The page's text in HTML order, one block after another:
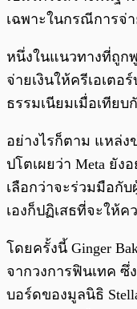
เฉพาะในกรณีการจ่
หนึ่งในแนวทางที่ถูก
จ่ายเงินให้ครีเอเตอ
ธรรมเนียมเมื่อเทียบ
อย่างไรก็ตาม แหล่ง
ปโตเผยว่า Meta ยัง
เลือกว่าจะร่วมมือกับ
เองก็ปฏิเสธที่จะให้
โดยครั้งนี้ Ginger
จากวงการฟินเทค ซึ่
บอร์ดของมูลนิธิ